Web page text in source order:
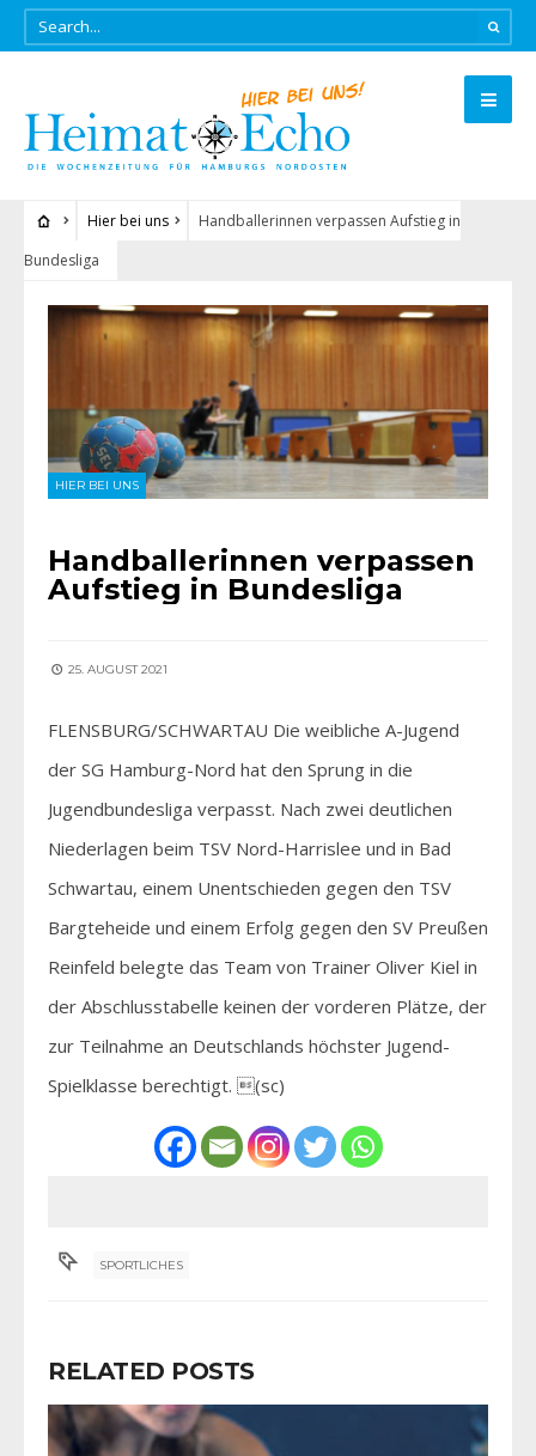
Hier bei uns
Handballerinnen verpassen Aufstieg in
Bundesliga
HIER BEI UNS
Handballerinnen verpassen
Aufstieg in Bundesliga
25. AUGUST 2021
FLENSBURG/SCHWARTAU Die weibliche A-Jugend
der SG Hamburg-Nord hat den Sprung in die
Jugendbundesliga verpasst. Nach zwei deutlichen
Niederlagen beim TSV Nord-Harrislee und in Bad
Schwartau, einem Unentschieden gegen den TSV
Bargteheide und einem Erfolg gegen den SV Preußen
Reinfeld belegte das Team von Trainer Oliver Kiel in
der Abschlusstabelle keinen der vorderen Plätze, der
zur Teilnahme an Deutschlands höchster Jugend-
Spielklasse berechtigt. (sc)
SPORTLICHES
RELATED POSTS